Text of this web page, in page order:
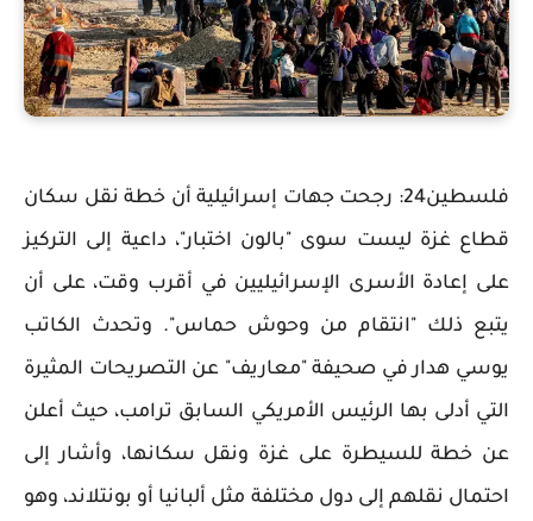
فلسطين24: رجحت جهات إسرائيلية أن خطة نقل سكان
قطاع غزة ليست سوى "بالون اختبار"، داعية إلى التركيز
على إعادة الأسرى الإسرائيليين في أقرب وقت، على أن
يتبع ذلك "انتقام من وحوش حماس". وتحدث الكاتب
يوسي هدار في صحيفة "معاريف" عن التصريحات المثيرة
التي أدلى بها الرئيس الأمريكي السابق ترامب، حيث أعلن
عن خطة للسيطرة على غزة ونقل سكانها، وأشار إلى
احتمال نقلهم إلى دول مختلفة مثل ألبانيا أو بونتلاند، وهو